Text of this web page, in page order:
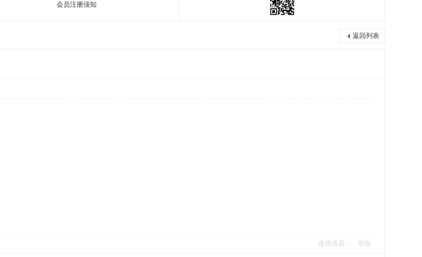
会员注册须知
返回列表
使用道具 举报